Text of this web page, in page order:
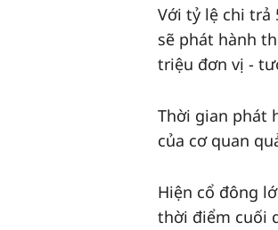
Với tỷ lệ chi trả
sẽ phát hành
triệu đơn vị -
Thời gian phát
của cơ quan
Hiện cổ đông
thời điểm cuối